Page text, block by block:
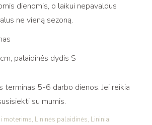
dienomis, o laikui nepavaldus
ne vieną sezoną.
palaidinės dydis S
terminas 5-6 darbo dienos. Jei reikia
su mumis.
moterims, Lininės palaidinės, Lininiai